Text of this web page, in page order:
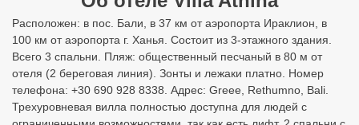
Расположен: в пос. Бали, в 37 км от аэропорта Ираклион, в
100 км от аэропорта г. Ханья. Состоит из 3-этажного здания.
Всего 3 спальни. Пляж: общественный песчаный в 80 м от
отеля (2 береговая линия). Зонты и лежаки платно. Номер
телефона: +30 690 928 8338. Адрес: Greee, Rethumno, Bali.
Трехуровневая вилла полностью доступна для людей с